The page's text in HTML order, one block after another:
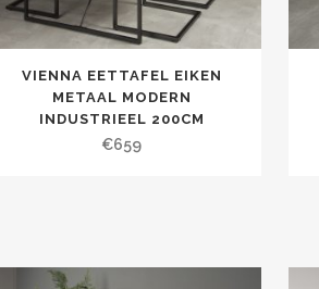
VIENNA EETTAFEL EIKEN
METAAL MODERN
INDUSTRIEEL 200CM
€659